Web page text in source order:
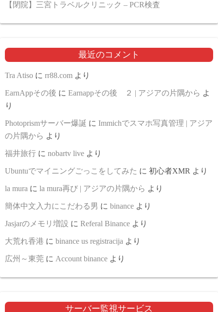
【閉院】三宮トラベルクリニック – PCR検査
最近のコメント
Tra Atiso に rr88.com より
EarnAppその後 に Earnappその後 ２ | アジアの片隅から よ
り
Photoprismサーバー爆誕 に Immichでスマホ写真管理 | アジア
の片隅から より
福井旅行 に nobartv live より
Ubuntuでマイニングごっこをしてみた に 初心者XMR より
la mura に la mura再び | アジアの片隅から より
簡体中文入力にこだわる男 に binance より
Jasjarのメモリ増設 に Referal Binance より
大荒れ香港 に binance us registracija より
広州～東莞 に Account binance より
サーバー監視サービス